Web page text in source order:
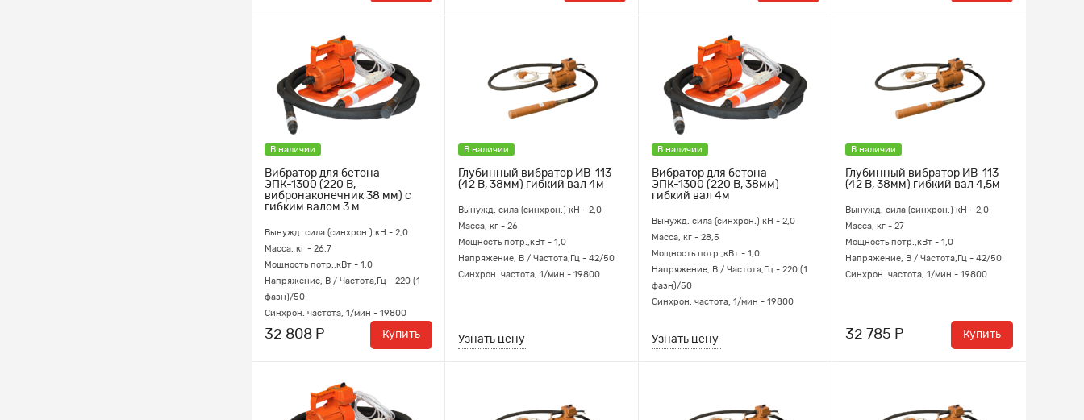
В наличии
Вибратор для бетона
ЭПК-1300 (220 В,
вибронаконечник 38 мм) с
гибким валом 3 м
Вынужд. сила (синхрон.) кН - 2,0
Масса, кг - 26,7
Мощность потр.,кВт - 1,0
Напряжение, В / Частота,Гц - 220 (1
фазн)/50
Синхрон. частота, 1/мин - 19800
32 808 Р Купить
В наличии
Глубинный вибратор ИВ-113
(42 В, 38мм) гибкий вал 4м
Вынужд. сила (синхрон.) кН - 2,0
Масса, кг - 26
Мощность потр.,кВт - 1,0
Напряжение, В / Частота,Гц - 42/50
Синхрон. частота, 1/мин - 19800
Узнать цену
В наличии
Вибратор для бетона
ЭПК-1300 (220 В, 38мм)
гибкий вал 4м
Вынужд. сила (синхрон.) кН - 2,0
Масса, кг - 28,5
Мощность потр.,кВт - 1,0
Напряжение, В / Частота,Гц - 220 (1
фазн)/50
Синхрон. частота, 1/мин - 19800
Узнать цену
В наличии
Глубинный вибратор ИВ-113
(42 В, 38мм) гибкий вал 4,5м
Вынужд. сила (синхрон.) кН - 2,0
Масса, кг - 27
Мощность потр.,кВт - 1,0
Напряжение, В / Частота,Гц - 42/50
Синхрон. частота, 1/мин - 19800
32 785 Р Купить